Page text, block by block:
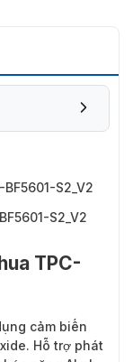
S2_V2
S2_V2
TPC-
cảm biến
Hỗ trợ phát